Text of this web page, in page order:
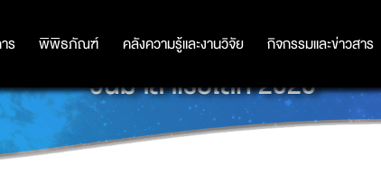
ร พิพิธภัณฑ์ คลังความรู้และงานวิจัย กิจกรรมและข่าวสาร
ร พิพิธภัณฑ์ คลังความรู้และงานวิจัย กิจกรรมและข่าวสาร
วันมาลาเรียโลก 2020